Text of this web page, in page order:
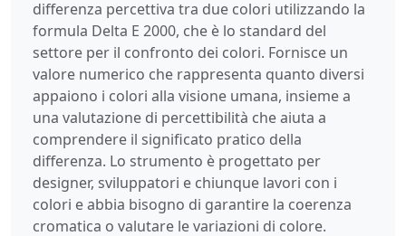
differenza percettiva tra due colori utilizzando la
formula Delta E 2000, che è lo standard del
settore per il confronto dei colori. Fornisce un
valore numerico che rappresenta quanto diversi
appaiono i colori alla visione umana, insieme a
una valutazione di percettibilità che aiuta a
comprendere il significato pratico della
differenza. Lo strumento è progettato per
designer, sviluppatori e chiunque lavori con i
colori e abbia bisogno di garantire la coerenza
cromatica o valutare le variazioni di colore.